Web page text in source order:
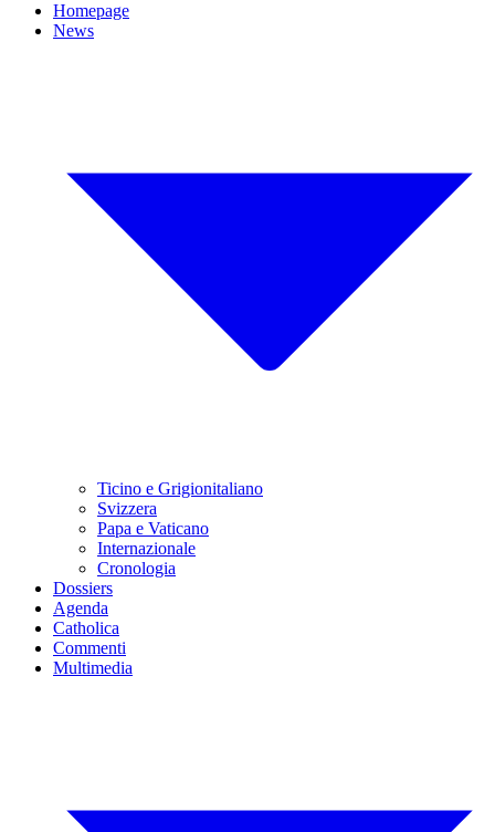
Homepage
News
Ticino e Grigionitaliano
Svizzera
Papa e Vaticano
Internazionale
Cronologia
Dossiers
Agenda
Catholica
Commenti
Multimedia